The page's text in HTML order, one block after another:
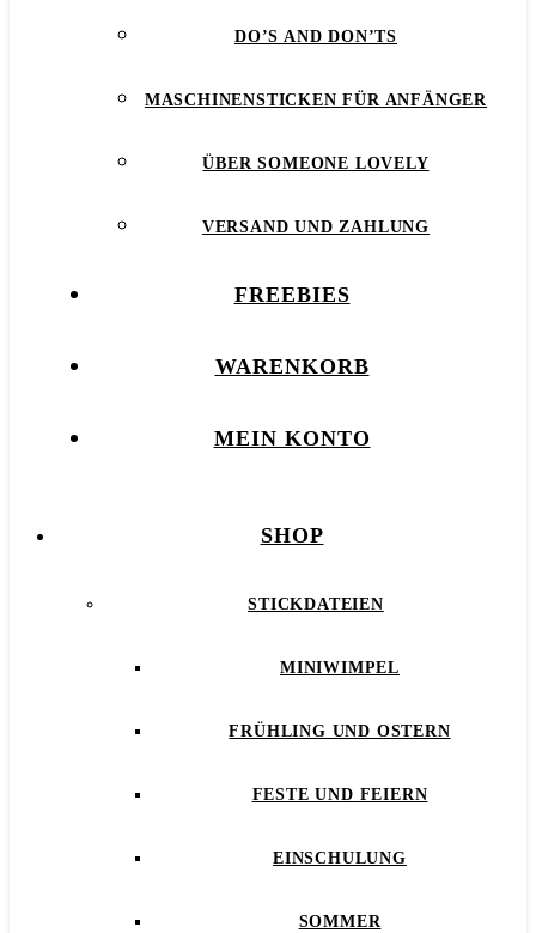
DO’S AND DON’TS
MASCHINENSTICKEN FÜR ANFÄNGER
ÜBER SOMEONE LOVELY
VERSAND UND ZAHLUNG
FREEBIES
WARENKORB
MEIN KONTO
SHOP
STICKDATEIEN
MINIWIMPEL
FRÜHLING UND OSTERN
FESTE UND FEIERN
EINSCHULUNG
SOMMER